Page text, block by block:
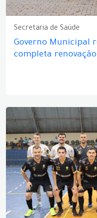
Secretaria de Saúde
Governo Municipal
completa